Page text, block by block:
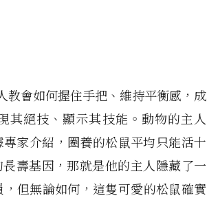
教會如何握住手把、維持平衡感，成
其絕技、顯示其技能。 動物的主人
家介紹，圈養的松鼠平均只能活十
壽基因，那就是他的主人隱藏了一
但無論如何，這隻可愛的松鼠確實